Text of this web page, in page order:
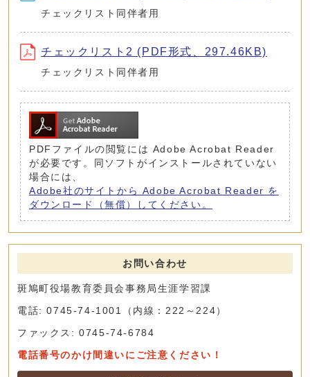
チェックリスト同伴者用
チェックリスト2 (PDF形式、297.46KB)
チェックリスト同伴者用
PDFファイルの閲覧には Adobe Acrobat Reader
が必要です。同ソフトがインストールされていない
場合には、
Adobe社のサイトから Adobe Acrobat Reader を
ダウンロード（無償）してください。
お問い合わせ
斑鳩町役場教育委員会事務局生涯学習課
電話: 0745-74-1001（内線：222～224）
ファックス: 0745-74-6784
電話番号のかけ間違いにご注意ください！